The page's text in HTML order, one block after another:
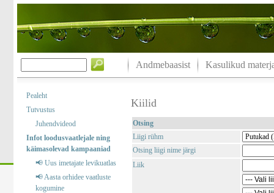
Andmebaasist Kasulikud
Pealeht
Tutvustus
Juhendvideod
Infot loodusvaatlejale ning
käimasolevad kampaaniad
📢 Uus imetajate levikuatlas
📢 Aasta orhidee vaatluste
kogumine
Kiilid
Otsing
Liigi rühm
Otsing liigi nime järgi
Liik